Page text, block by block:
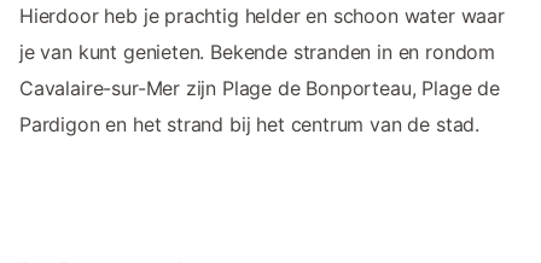
Hierdoor heb je prachtig helder en schoon water waar
je van kunt genieten. Bekende stranden in en rondom
Cavalaire-sur-Mer zijn Plage de Bonporteau, Plage de
Pardigon en het strand bij het centrum van de stad.